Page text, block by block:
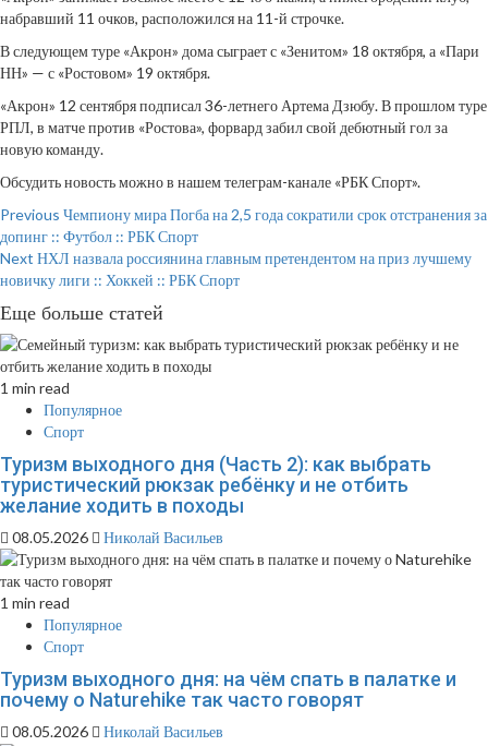
набравший 11 очков, расположился на 11-й строчке.
В следующем туре «Акрон» дома сыграет с «Зенитом» 18 октября, а «Пари
НН» — с «Ростовом» 19 октября.
«Акрон» 12 сентября подписал 36-летнего Артема Дзюбу. В прошлом туре
РПЛ, в матче против «Ростова», форвард забил свой дебютный гол за
новую команду.
Обсудить новость можно в нашем телеграм-канале «РБК Спорт».
Continue
Reading
Previous Чемпиону мира Погба на 2,5 года сократили срок отстранения за
допинг :: Футбол :: РБК Спорт
Next НХЛ назвала россиянина главным претендентом на приз лучшему
новичку лиги :: Хоккей :: РБК Спорт
Еще больше статей
1 min read
Популярное
Спорт
Туризм выходного дня (Часть 2): как выбрать
туристический рюкзак ребёнку и не отбить
желание ходить в походы
08.05.2026 Николай Васильев
1 min read
Популярное
Спорт
Туризм выходного дня: на чём спать в палатке и
почему о Naturehike так часто говорят
08.05.2026 Николай Васильев